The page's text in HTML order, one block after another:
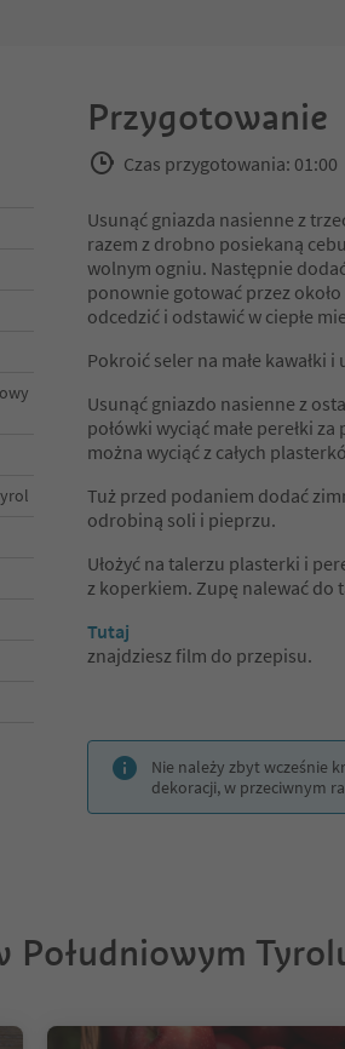
Przygotowanie
Czas przygotowania: 01:00
Usunąć gniazda nasienne z
razem z drobno posiekaną
wolnym ogniu. Następnie
ponownie gotować przez
odcedzić i odstawić w ciepłe
Pokroić seler na małe kawałki
Usunąć gniazdo nasienne z
połówki wyciąć małe perełki
można wyciąć z całych
Tuż przed podaniem dodać
odrobiną soli i pieprzu.
Ułożyć na talerzu plasterki i
z koperkiem. Zupę nalewać do
Tutaj
znajdziesz film do przepisu.
Nie należy zbyt wcześnie
dekoracji, w przeciwnym
Południowym